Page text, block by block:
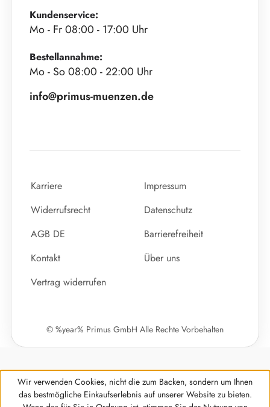
Kundenservice:
Mo - Fr 08:00 - 17:00 Uhr
Bestellannahme:
Mo - So 08:00 - 22:00 Uhr
info@primus-muenzen.de
Karriere
Impressum
Widerrufsrecht
Datenschutz
AGB DE
Barrierefreiheit
Kontakt
Über uns
Vertrag widerrufen
© %year% Primus GmbH Alle Rechte Vorbehalten
Wir verwenden Cookies, nicht die zum Backen, sondern um Ihnen
das bestmögliche Einkaufserlebnis auf unserer Website zu bieten.